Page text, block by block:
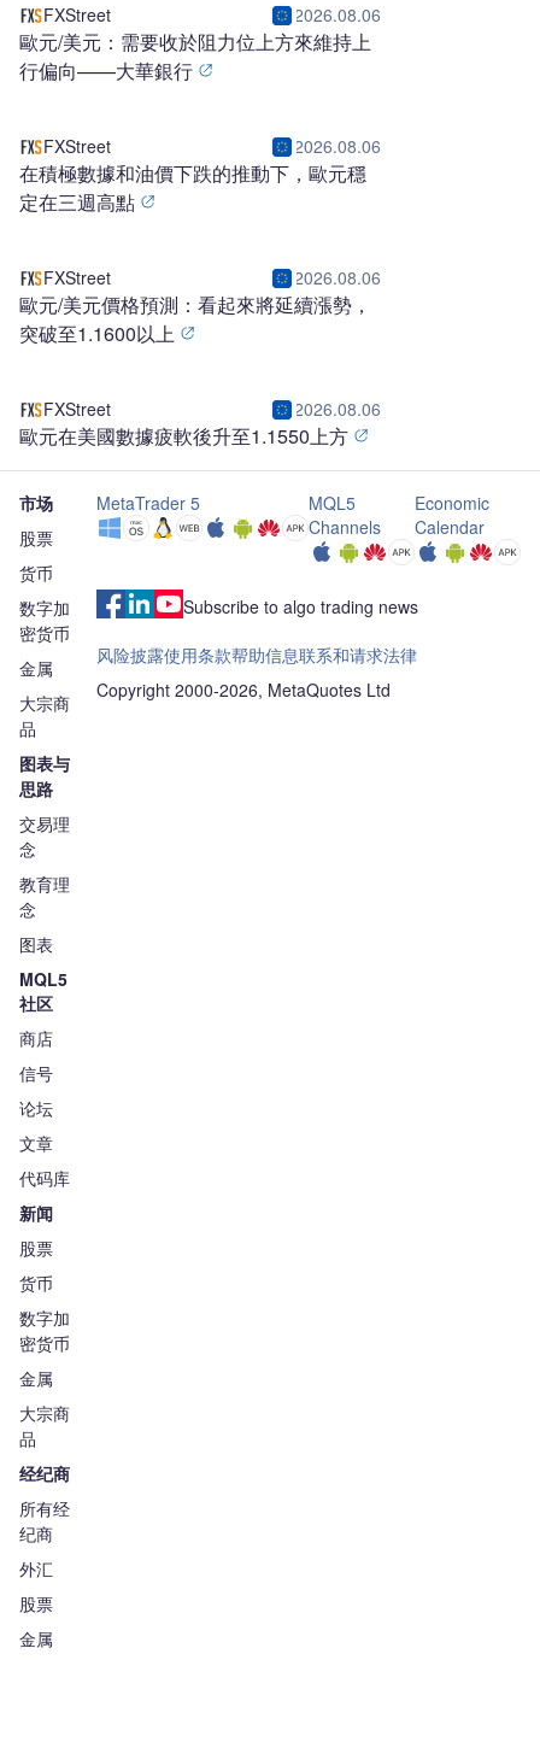
FXStreet 2026.08.06
歐元/美元：需要收於阻力位上方來維持上
行偏向——大華銀行
FXStreet 2026.08.06
在積極數據和油價下跌的推動下，歐元穩
定在三週高點
FXStreet 2026.08.06
歐元/美元價格預測：看起來將延續漲勢，
突破至1.1600以上
FXStreet 2026.08.06
歐元在美國數據疲軟後升至1.1550上方
市场
股票
货币
数字加
密货币
金属
大宗商
品
图表与
思路
交易理
念
教育理
念
图表
MQL5
社区
商店
信号
论坛
文章
代码库
新闻
股票
货币
数字加
密货币
金属
大宗商
品
经纪商
所有经
纪商
外汇
股票
金属
MetaTrader 5
MQL5
Channels
Economic
Calendar
Subscribe to algo trading news
风险披露使用条款帮助信息联系和请求法律
Copyright 2000-2026, MetaQuotes Ltd